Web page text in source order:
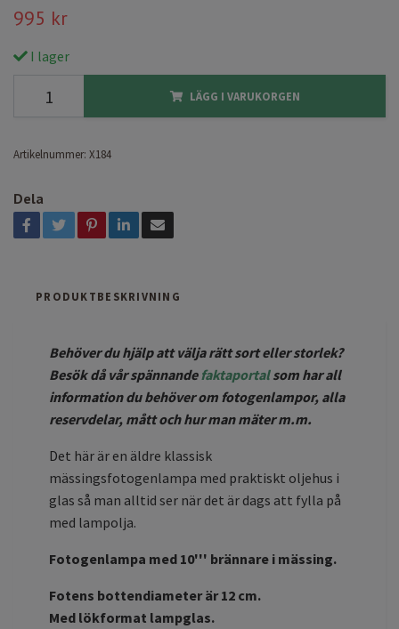
995 kr
I lager
LÄGG I VARUKORGEN
Artikelnummer: X184
Dela
PRODUKTBESKRIVNING
Behöver du hjälp att välja rätt sort eller storlek?
Besök då vår spännandefaktaportalsom har all
information du behöver om fotogenlampor, alla
reservdelar, mått och hur man mäter m.m.
Det här är en äldre klassisk
mässingsfotogenlampa med praktiskt oljehus i
glas så man alltid ser när det är dags att fylla på
med lampolja.
Fotogenlampa med 10''' brännare i mässing.
Fotens bottendiameter är 12 cm.
Med lökformat lampglas.